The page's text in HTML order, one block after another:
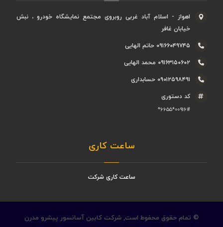
اهواز - اسلام آباد غربی روبروی مجتمع نمایشگاه خودرو ، نبش
خیابان غافر
۰۹۱۶۶۰۴۹۷۴۵ حاتم الهایی
۰۹۱۶۳۱۵۰۶۰۲ محمد الهایی
۰۹۰۱۲۵۹۸۴۹۱ حسابداری
کد دستوری
۰۰۹۱۶#*۶۶۵۵*
ساعت کاری
ساعت کاری شرکت
© تمام حقوق محفوط است, شرکت کابین آسانسور پیشرو مدرن